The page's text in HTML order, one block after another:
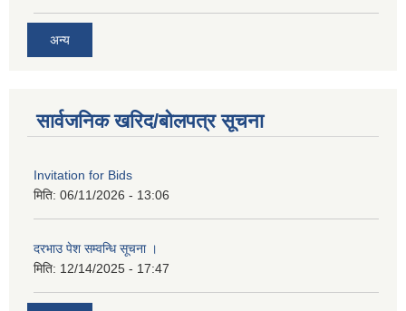
अन्य
सार्वजनिक खरिद/बोलपत्र सूचना
Invitation for Bids
मिति: 06/11/2026 - 13:06
दरभाउ पेश सम्वन्धि सूचना ।
मिति: 12/14/2025 - 17:47